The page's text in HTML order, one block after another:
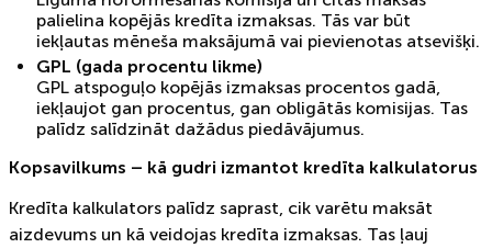
palielina kopējās kredīta izmaksas. Tās var būt
iekļautas mēneša maksājumā vai pievienotas atsevišķi.
GPL (gada procentu likme)
GPL atspoguļo kopējās izmaksas procentos gadā,
iekļaujot gan procentus, gan obligātās komisijas. Tas
palīdz salīdzināt dažādus piedāvājumus.
Kopsavilkums – kā gudri izmantot kredīta kalkulatorus
Kredīta kalkulators palīdz saprast, cik varētu maksāt
aizdevums un kā veidojas kredīta izmaksas. Tas ļauj